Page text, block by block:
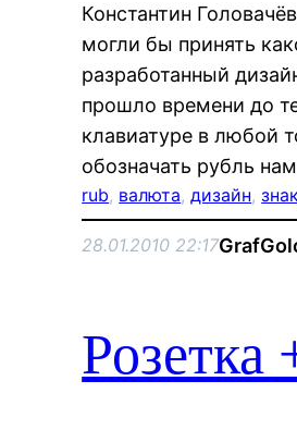
Константин
могли бы принять
разработанный
прошло времени до
клавиатуре в любой
обозначать рубль
rub, валюта, дизайн, знак
28.01.2010 22:17
Розетка